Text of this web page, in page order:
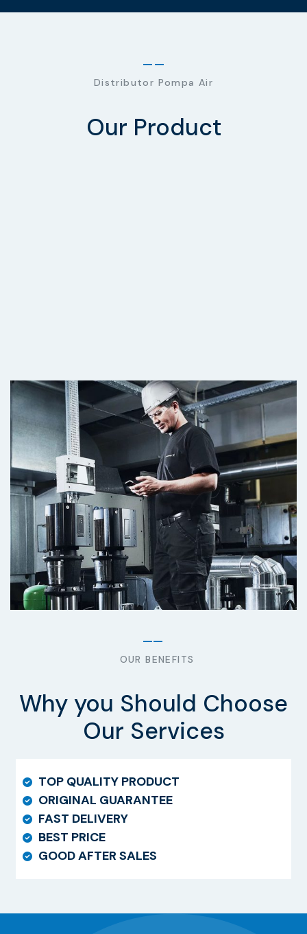
Distributor Pompa Air
Our Product
OUR BENEFITS
Why you Should Choose
Our Services
TOP QUALITY PRODUCT
ORIGINAL GUARANTEE
FAST DELIVERY
BEST PRICE
GOOD AFTER SALES